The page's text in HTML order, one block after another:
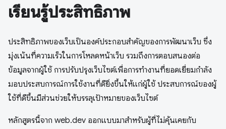
เรียนรู้ประสิทธิภาพ
ประสิทธิภาพของเว็บเป็นองค์ประกอบสำคัญของการพัฒนาเว็บ ซึ่ง
มุ่งเน้นที่ความเร็วในการโหลดหน้าเว็บ รวมถึงการตอบสนองต่อ
ข้อมูลจากผู้ใช้ การปรับปรุงเว็บไซต์เพื่อการทำงานที่ยอดเยี่ยมกำลัง
มอบประสบการณ์การใช้งานที่ดียิ่งขึ้นให้แก่ผู้ใช้ ประสบการณ์ของผู้
ใช้ที่ดีขึ้นมีส่วนช่วยให้บรรลุเป้าหมายของเว็บไซต์
หลักสูตรนี้จาก web.dev ออกแบบมาสำหรับผู้ที่ไม่คุ้นเคยกับ